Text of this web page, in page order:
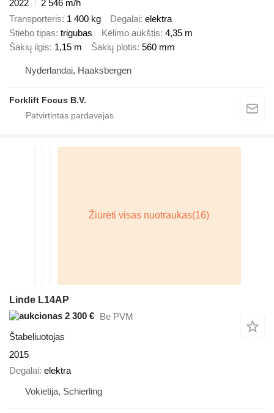
2022
2 546 m/h
Transporteris 1 400 kg Degalai elektra
Stiebo tipas trigubas Kėlimo aukštis 4,35 m
Šakių ilgis 1,15 m Šakių plotis 560 mm
Nyderlandai, Haaksbergen
Forklift Focus B.V.
Linde L14AP
2 300 € Be PVM
Štabeliuotojas
2015
Degalai elektra
Vokietija, Schierling